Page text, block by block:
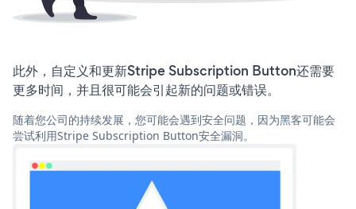
此外，自定义和更新Stripe Subscription Button还需要
更多时间，并且很可能会引起新的问题或错误。
随着您公司的持续发展，您可能会遇到安全问题，因为黑客可能会
尝试利用Stripe Subscription Button安全漏洞。